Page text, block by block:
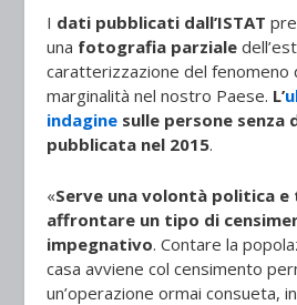
I dati pubblicati dall’ISTAT
una fotografia parziale
caratterizzazione del fenomeno
marginalità nel nostro Paese. L’
indagine sulle persone senza
pubblicata nel 2015.
«Serve una volontà politica e
affrontare un tipo di
impegnativo. Contare la
casa avviene col censimento
un’operazione ormai consueta,